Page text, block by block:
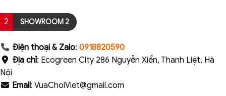
2 SHOWROOM 2
Điện thoại & Zalo: 0918820590
Địa chỉ: Ecogreen City 286 Nguyễn Xiển, Thanh Liệt, Hà
Nội
Email: VuaChoiViet@gmail.com